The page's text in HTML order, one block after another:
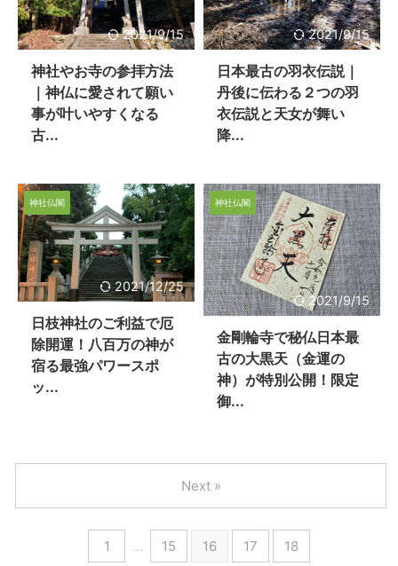
2021/9/15
神社やお寺の参拝方法
｜神仏に愛されて願い
事が叶いやすくなる
古...
2021/9/15
日本最古の羽衣伝説｜
丹後に伝わる２つの羽
衣伝説と天女が舞い
降...
2021/12/25
神社仏閣
日枝神社のご利益で厄
除開運！八百万の神が
宿る最強パワースポ
ッ...
2021/9/15
神社仏閣
金剛輪寺で秘仏日本最
古の大黒天（金運の
神）が特別公開！限定
御...
1 … 15 16 17 18
Next »